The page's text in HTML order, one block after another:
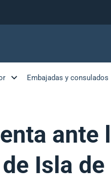
Embajadas y consulados
ante
Isla